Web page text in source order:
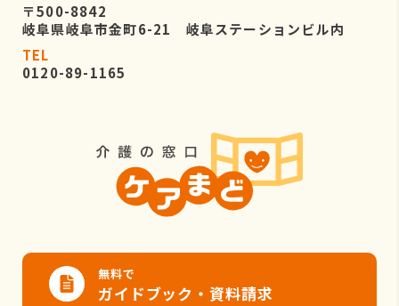
〒500-8842
岐阜県岐阜市金町6-21 岐阜ステーションビル内
TEL
0120-89-1165
無料で
ガイドブック・資料請求